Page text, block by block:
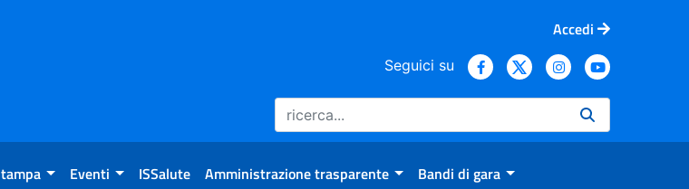
Accedi
Seguici su
Eventi ISSalute Amministrazione trasparente Bandi di gara